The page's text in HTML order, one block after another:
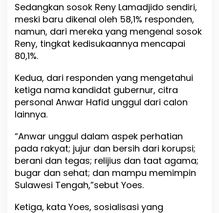
Sedangkan sosok Reny Lamadjido sendiri,
meski baru dikenal oleh 58,1% responden,
namun, dari mereka yang mengenal sosok
Reny, tingkat kedisukaannya mencapai
80,1%.
Kedua, dari responden yang mengetahui
ketiga nama kandidat gubernur, citra
personal Anwar Hafid unggul dari calon
lainnya.
“Anwar unggul dalam aspek perhatian
pada rakyat; jujur dan bersih dari korupsi;
berani dan tegas; relijius dan taat agama;
bugar dan sehat; dan mampu memimpin
Sulawesi Tengah,”sebut Yoes.
Ketiga, kata Yoes, sosialisasi yang